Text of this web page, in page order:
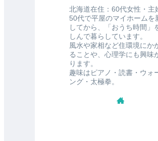
北海道在住：60代女性・主
50代で平屋のマイホームを
してから、「おうち時間」
しんで暮らしています。
風水や家相など住環境にか
ることや、心理学にも興味
ります。
趣味はピアノ・読書・ウォ
ング・太極拳。